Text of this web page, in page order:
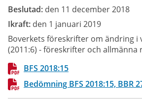
Beslutad: den 11 december 2018
Ikraft: den 1 januari 2019
Boverkets föreskrifter om ändring i
(2011:6) - föreskrifter och allmänna
BFS 2018:15
Bedömning BFS 2018:15, BBR